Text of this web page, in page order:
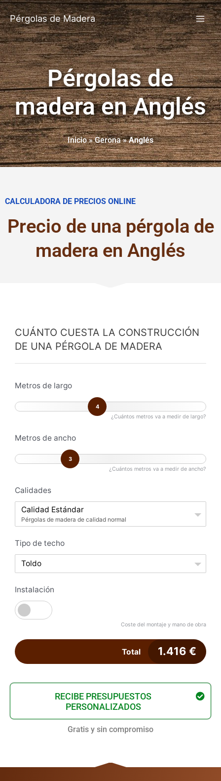
Pérgolas de Madera
Pérgolas de
madera en Anglés
Inicio»Gerona»Anglés
CALCULADORA DE PRECIOS ONLINE
Precio de una pérgola de
madera en Anglés
CUÁNTO CUESTA LA CONSTRUCCIÓN
DE UNA PÉRGOLA DE MADERA
Metros de largo
4
¿Cuántos metros va a medir de largo?
Metros de ancho
3
¿Cuántos metros va a medir de ancho?
Calidades
Calidad Estándar
Pérgolas de madera de calidad normal
Tipo de techo
Toldo
Instalación
Coste del montaje y mano de obra
Total 1.416 €
RECIBE PRESUPUESTOS
PERSONALIZADOS
Gratis y sin compromiso